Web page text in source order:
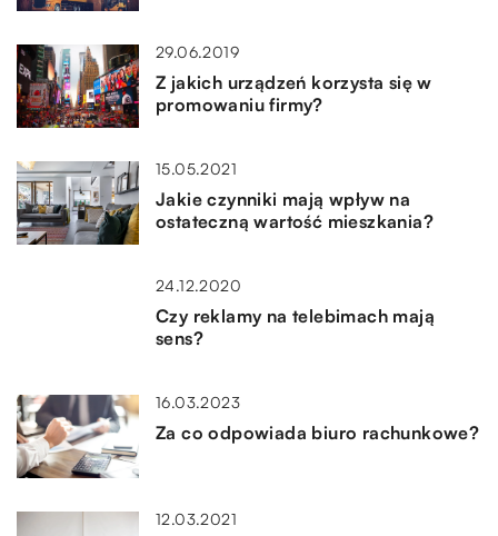
29.06.2019
Z jakich urządzeń korzysta się w
promowaniu firmy?
15.05.2021
Jakie czynniki mają wpływ na
ostateczną wartość mieszkania?
24.12.2020
Czy reklamy na telebimach mają
sens?
16.03.2023
Za co odpowiada biuro rachunkowe?
12.03.2021